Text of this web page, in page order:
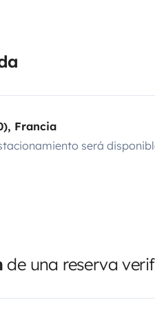
Francia
será
de una reserva